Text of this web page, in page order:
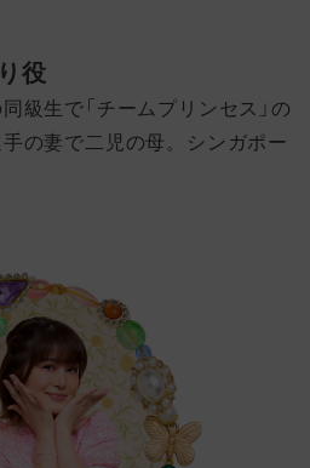
役
級生で「チームプリンセス」の
の妻で二児の母。シンガポー